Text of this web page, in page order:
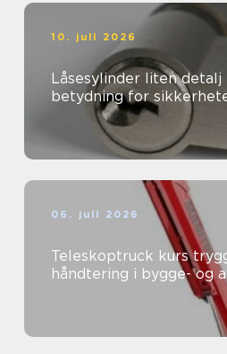
10. juli 2026
Låsesylinder liten detalj med stor
betydning for
06. juli 2026
Teleskoptruck kurs trygg og effektiv
håndtering i bygge- og